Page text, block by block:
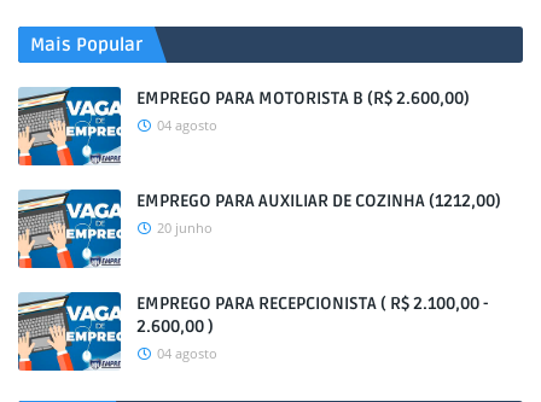
Mais Popular
EMPREGO PARA MOTORISTA B (R$ 2.600,00)
04 agosto
EMPREGO PARA AUXILIAR DE COZINHA (1212,00)
20 junho
EMPREGO PARA RECEPCIONISTA ( R$ 2.100,00 -
2.600,00 )
04 agosto